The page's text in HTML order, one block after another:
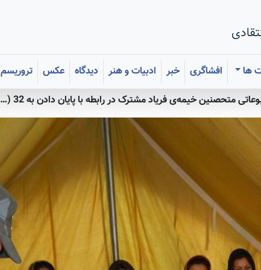
ها افشاگری خبر ادبیات و هنر دیدگاه عکس تروریسم
متحصنین خیمه‌ی فریاد مشترک در رابطه با پایان دادن به 32 (…)